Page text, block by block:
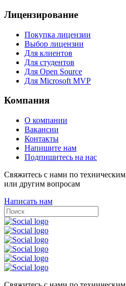
Лицензирование
Покупка лицензии
Выбор лицензии
Для клиентов
Для студентов
Для Open Source
Для Microsoft MVP
Компания
О компании
Вакансии
Контакты
Напишите нам
Подпишитесь на нас
Свяжитесь с нами по техническим
или другим вопросам
Написать нам